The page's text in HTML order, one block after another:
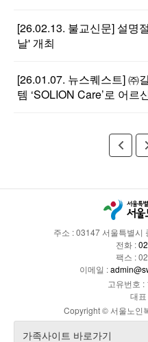
[26.02.13. 불교신문] 설명
날' 개최
[26.01.07. 뉴스퀘스트] ㈜
템 ‘SOLION Care’로 어르
주소 : 03147 서울특별시
전화 :
팩스 :
이메일 :
고유번호
대
Copyright © 서울노인
가족사이트 바로가기